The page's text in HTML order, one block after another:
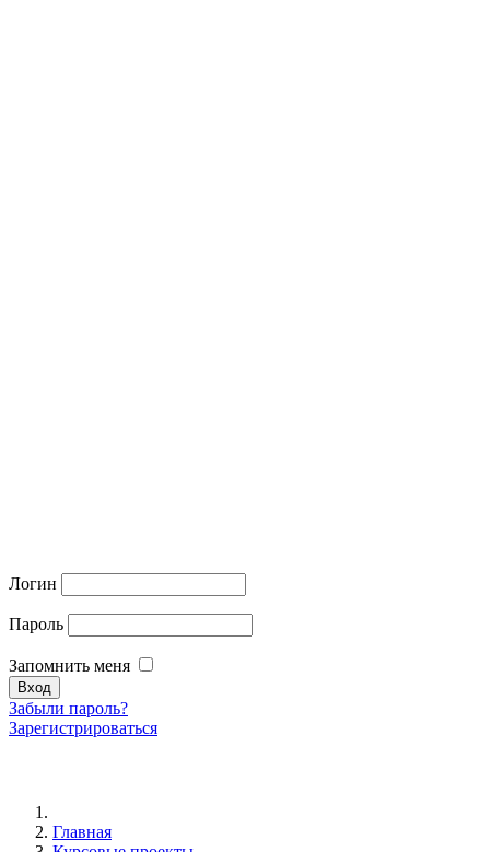
Логин
Пароль
Запомнить меня
Забыли пароль?
Зарегистрироваться
Главная